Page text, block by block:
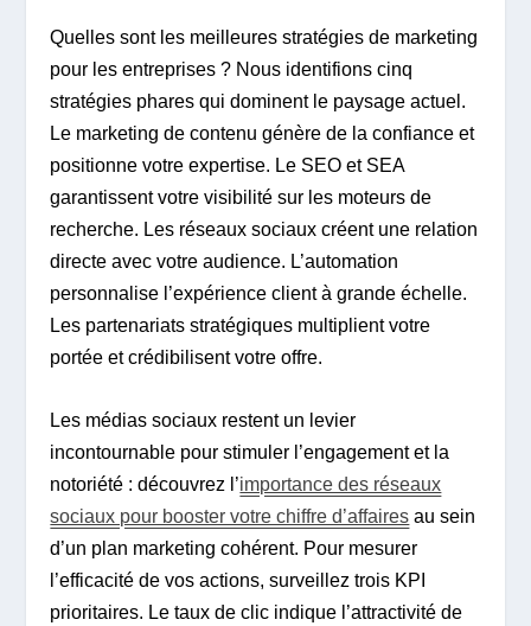
Quelles sont les meilleures stratégies de marketing
pour les entreprises ? Nous identifions cinq
stratégies phares qui dominent le paysage actuel.
Le marketing de contenu génère de la confiance et
positionne votre expertise. Le SEO et SEA
garantissent votre visibilité sur les moteurs de
recherche. Les réseaux sociaux créent une relation
directe avec votre audience. L’automation
personnalise l’expérience client à grande échelle.
Les partenariats stratégiques multiplient votre
portée et crédibilisent votre offre.
Les médias sociaux restent un levier
incontournable pour stimuler l’engagement et la
notoriété : découvrez l’importance des réseaux
sociaux pour booster votre chiffre d’affaires au sein
d’un plan marketing cohérent. Pour mesurer
l’efficacité de vos actions, surveillez trois KPI
prioritaires. Le taux de clic indique l’attractivité de